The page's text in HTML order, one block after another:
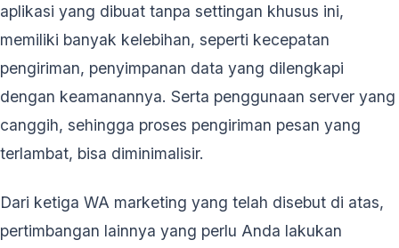
aplikasi yang dibuat tanpa settingan khusus ini,
memiliki banyak kelebihan, seperti kecepatan
pengiriman, penyimpanan data yang dilengkapi
dengan keamanannya. Serta penggunaan server yang
canggih, sehingga proses pengiriman pesan yang
terlambat, bisa diminimalisir.
Dari ketiga WA marketing yang telah disebut di atas,
pertimbangan lainnya yang perlu Anda lakukan